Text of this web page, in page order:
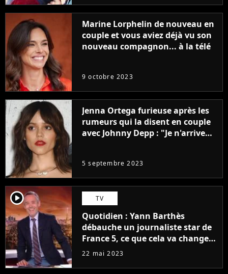
Marine Lorphelin de nouveau en
couple et vous aviez déjà vu son
nouveau compagnon... à la télé
9 octobre 2023
Jenna Ortega furieuse après les
rumeurs qui la disent en couple
avec Johnny Depp : "Je n'arrive
5 septembre 2023
player2 TV
Quotidien : Yann Barthès
débauche un journaliste star de
France 5, ce que cela va changer
à la rentrée
22 mai 2023